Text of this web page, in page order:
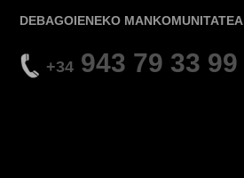
DEBAGOIENEKO MANKOMUNITATEA
+34 943 79 33 99